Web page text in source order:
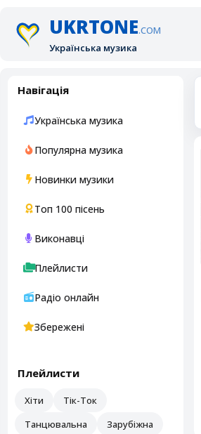
UKRTONE.COM
Українська музика
Навігація
Українська музика
Популярна музика
Новинки музики
Топ 100 пісень
Виконавці
Плейлисти
Радіо онлайн
Збережені
Плейлисти
Хіти
Тік-Ток
Танцювальна
Зарубіжна